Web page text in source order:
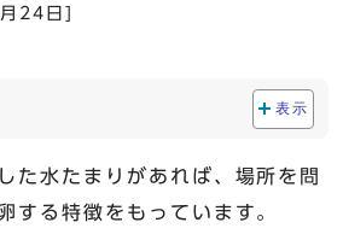
24日
表示
た水たまりがあれば、場所を問
する特徴をもっています。